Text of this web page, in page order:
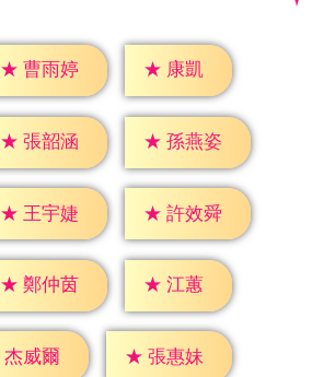
★ 曹雨婷 ★ 康凱
★ 張韶涵 ★ 孫燕姿
★ 王宇婕 ★ 許效舜
★ 鄭仲茵 ★ 江蕙
杰威爾 ★ 張惠妹